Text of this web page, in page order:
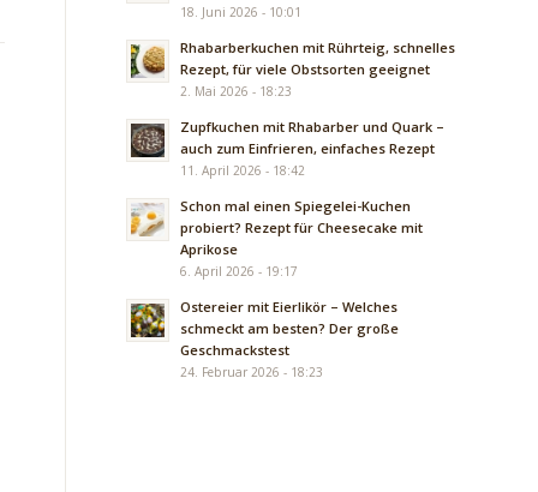
18. Juni 2026 - 10:01
Rhabarberkuchen mit Rührteig, schnelles
Rezept, für viele Obstsorten geeignet
2. Mai 2026 - 18:23
Zupfkuchen mit Rhabarber und Quark –
auch zum Einfrieren, einfaches Rezept
11. April 2026 - 18:42
Schon mal einen Spiegelei-Kuchen
probiert? Rezept für Cheesecake mit
Aprikose
6. April 2026 - 19:17
Ostereier mit Eierlikör – Welches
schmeckt am besten? Der große
Geschmackstest
24. Februar 2026 - 18:23